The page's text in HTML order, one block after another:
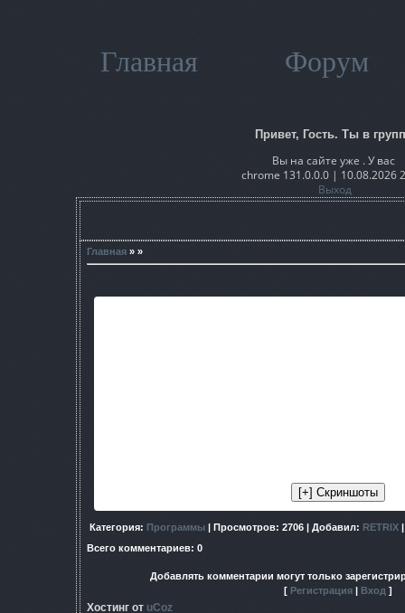
Главная Форум
Привет, Гость. Ты в
Вы на сайте уже . У вас
chrome 131.0.0.0 | 10.08.2026
Выход
Главная » »
Категория: Программы | Просмотров: 2706 | Добавил: RETRIX
Всего комментариев: 0
Добавлять комментарии могут только
[ Регистрация | Вход ]
Хостинг от uCoz